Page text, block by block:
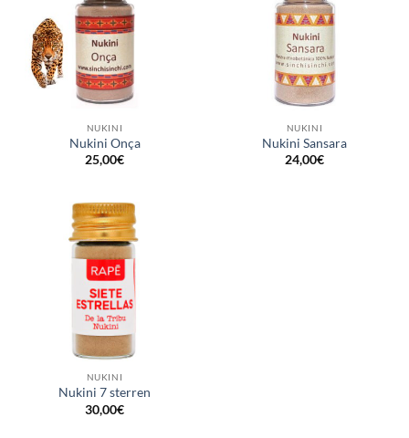
NUKINI
Nukini Onça
25,00€
NUKINI
Nukini Sansara
24,00€
NUKINI
Nukini 7 sterren
30,00€